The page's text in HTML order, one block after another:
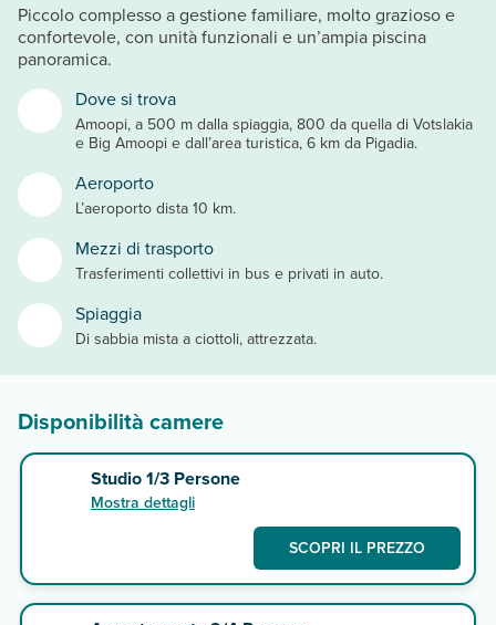
Dove si trova
Amoopi, a 500 m dalla spiaggia, 800 da quella di Votslakia
e Big Amoopi e dall’area turistica, 6 km da Pigadia.
Aeroporto
L’aeroporto dista 10 km.
Mezzi di trasporto
Trasferimenti collettivi in bus e privati in auto.
Spiaggia
Di sabbia mista a ciottoli, attrezzata.
Piccolo complesso a gestione familiare, molto grazioso e
confortevole, con unità funzionali e un’ampia piscina
panoramica.
Disponibilità camere
Studio 1/3 Persone
Mostra dettagli
SCOPRI IL PREZZO